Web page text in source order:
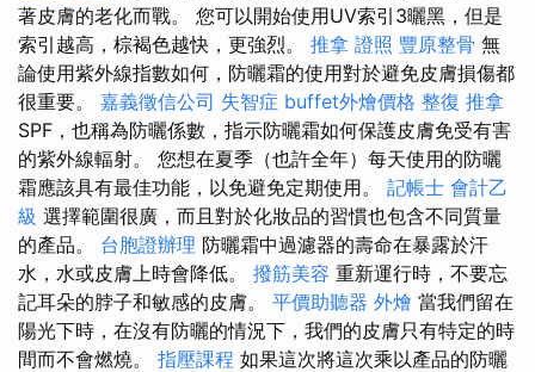
著皮膚的老化而戰。 您可以開始使用UV索引3曬黑，但是
索引越高，棕褐色越快，更強烈。 推拿 證照 豐原整骨 無
論使用紫外線指數如何，防曬霜的使用對於避免皮膚損傷都
很重要。 嘉義徵信公司 失智症 buffet外燴價格 整復 推拿
SPF，也稱為防曬係數，指示防曬霜如何保護皮膚免受有害
的紫外線輻射。 您想在夏季（也許全年）每天使用的防曬
霜應該具有最佳功能，以免避免定期使用。 記帳士 會計乙
級 選擇範圍很廣，而且對於化妝品的習慣也包含不同質量
的產品。 台胞證辦理 防曬霜中過濾器的壽命在暴露於汗
水，水或皮膚上時會降低。 撥筋美容 重新運行時，不要忘
記耳朵的脖子和敏感的皮膚。 平價助聽器 外燴 當我們留在
陽光下時，在沒有防曬的情況下，我們的皮膚只有特定的時
間而不會燃燒。 指壓課程 如果這次將這次乘以產品的防曬